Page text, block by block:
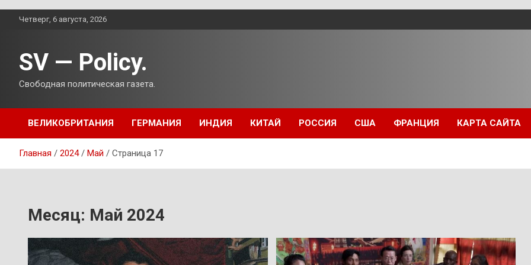
ПерейтиЧетверг, 6 августа, 2026
SV — Policy.
Свободная политическая газета.
ВЕЛИКОБРИТАНИЯ ГЕРМАНИЯ ИНДИЯ КИТАЙ РОССИЯ США ФРАНЦИЯ КАРТА САЙТА
Главная 2024 Май Страница 17
Месяц: Май 2024